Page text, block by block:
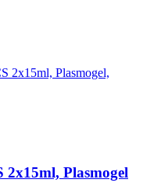
2x15ml, Plasmogel